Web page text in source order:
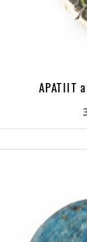
APATIIT